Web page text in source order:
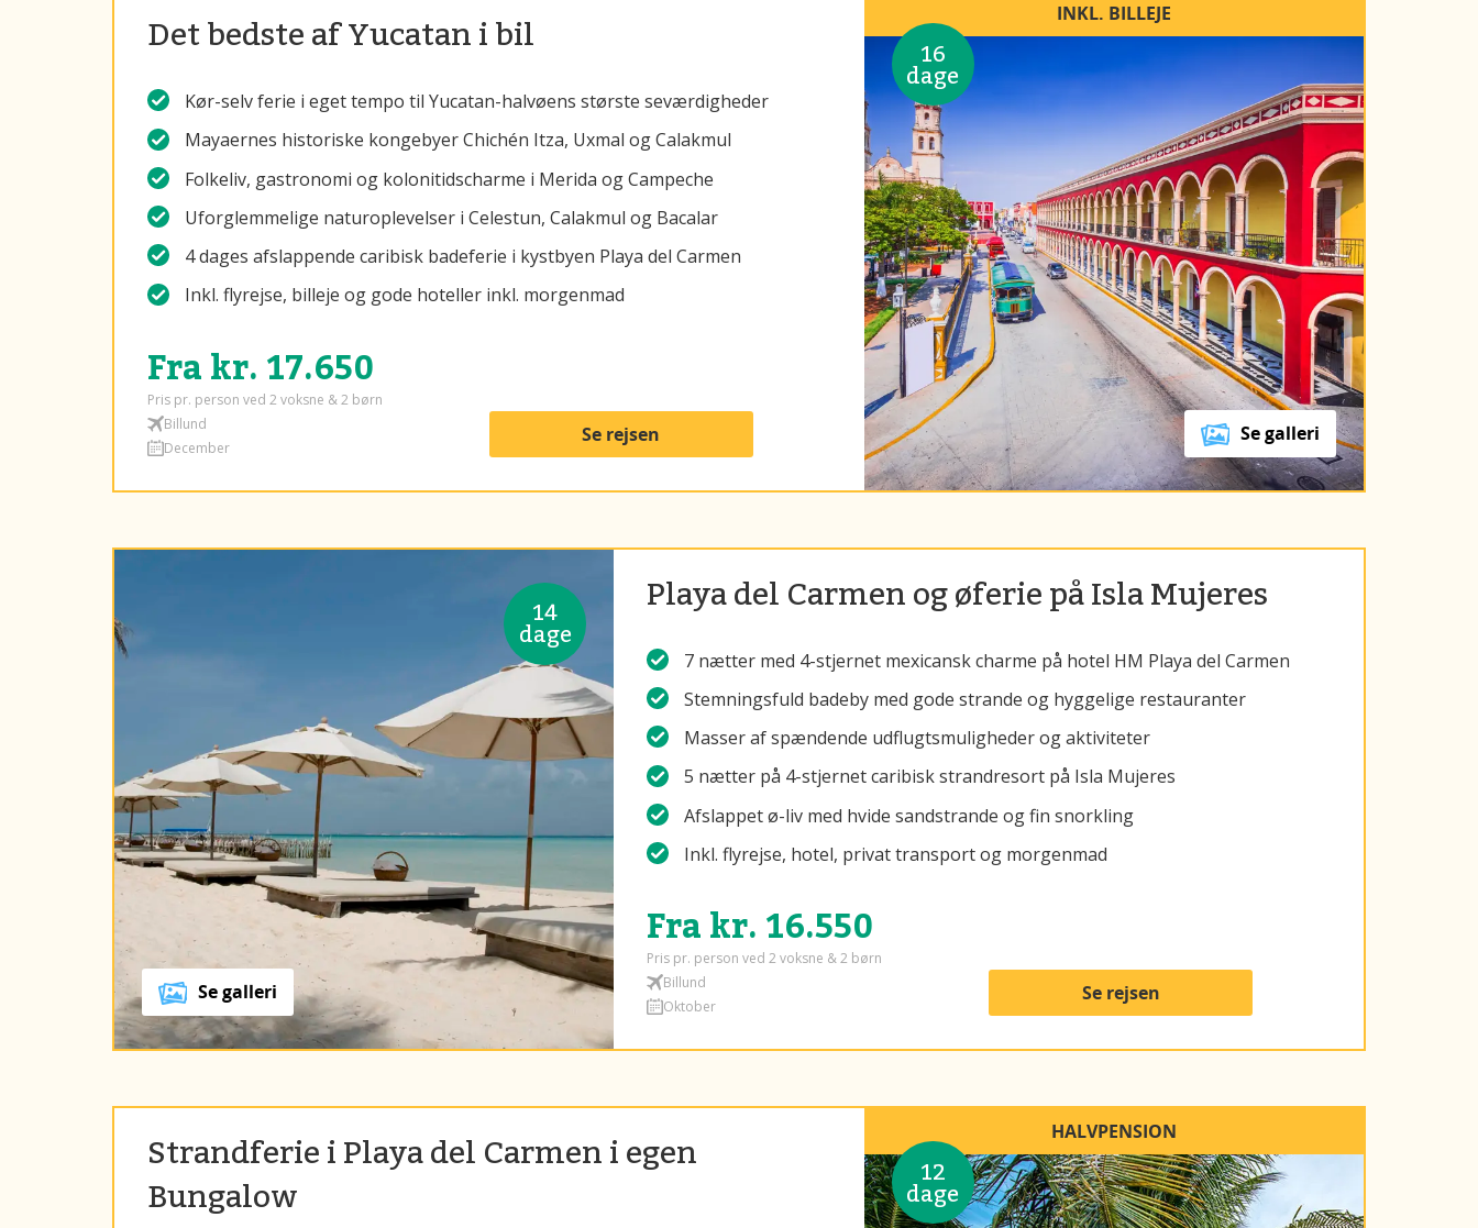
16
dage
INKL. BILLEJE
Se galleri
Det bedste af Yucatan i bil
Kør-selv ferie i eget tempo til Yucatan-halvøens største seværdigheder
Mayaernes historiske kongebyer Chichén Itza, Uxmal og Calakmul
Folkeliv, gastronomi og kolonitidscharme i Merida og Campeche
Uforglemmelige naturoplevelser i Celestun, Calakmul og Bacalar
4 dages afslappende caribisk badeferie i kystbyen Playa del Carmen
Inkl. flyrejse, billeje og gode hoteller inkl. morgenmad
Fra kr. 17.650
Pris pr. person ved 2 voksne & 2 børn
Billund
December
Se rejsen
14
dage
Se galleri
Playa del Carmen og øferie på Isla Mujeres
7 nætter med 4-stjernet mexicansk charme på hotel HM Playa del Carmen
Stemningsfuld badeby med gode strande og hyggelige restauranter
Masser af spændende udflugtsmuligheder og aktiviteter
5 nætter på 4-stjernet caribisk strandresort på Isla Mujeres
Afslappet ø-liv med hvide sandstrande og fin snorkling
Inkl. flyrejse, hotel, privat transport og morgenmad
Fra kr. 16.550
Pris pr. person ved 2 voksne & 2 børn
Billund
Oktober
Se rejsen
12
dage
HALVPENSION
Strandferie i Playa del Carmen i egen
Bungalow